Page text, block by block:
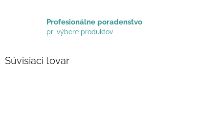
Profesionálne poradenstvo
pri výbere produktov
Súvisiaci tovar